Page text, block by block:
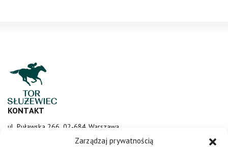
Zarządzaj prywatnością
KONTAKT
ul. Puławska 266, 02-684 Warszawa
sluzewiec@totalizator.pl